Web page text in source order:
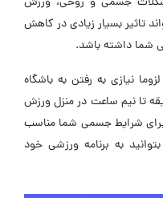
تاثیر بسیار زیادی در کاهش
داشته باشد.
نیازی به رفتن به باشگاه
می‌توانید روزانه به مدت 15 دقیقه تا نیم ساعت در منزل ورزش
برای شرایط جسمی شما مناسب
به برنامه ورزشی خود